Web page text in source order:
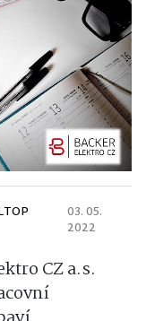
03. 05.
2022
CZ a.s.